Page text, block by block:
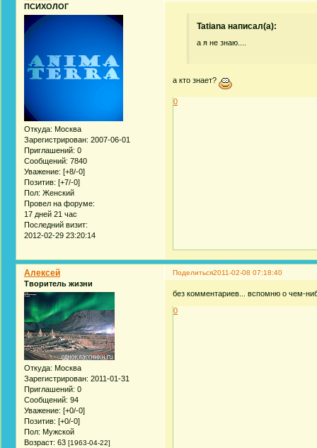
ПСИХОЛОГ
Откуда: Москва
Зарегистрирован: 2007-06-01
Приглашений: 0
Сообщений: 7840
Уважение: [+8/-0]
Позитив: [+7/-0]
Пол: Женский
Провел на форуме:
17 дней 21 час
Последний визит:
2012-02-29 23:20:14
Tatiana написал(а):
а я не знаю....
а кто знает?
0
Поделиться2011-02-08 07:18:40
Алексей
Творитель жизни
Откуда: Москва
Зарегистрирован: 2011-01-31
Приглашений: 0
Сообщений: 94
Уважение: [+0/-0]
Позитив: [+0/-0]
Пол: Мужской
Возраст: 63 [1963-04-22]
без комментариев... вспомню о чем-
0